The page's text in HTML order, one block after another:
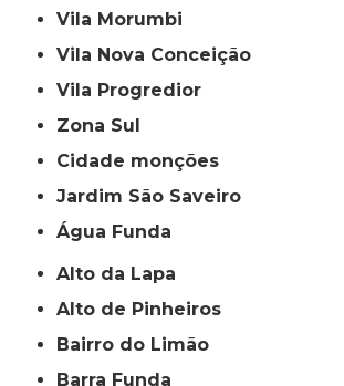
Vila Morumbi
Vila Nova Conceição
Vila Progredior
Zona Sul
cidade monções
jardim São Saveiro
Água Funda
Alto da Lapa
Alto de Pinheiros
Bairro do Limão
Barra Funda